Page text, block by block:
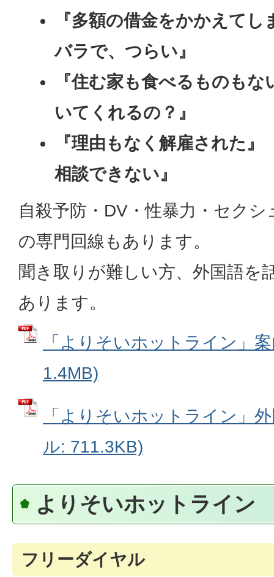
『多額の借金をかかえて
バラで、つらい』
『住む家も食べるものも
いてくれるの？』
『理由もなく解雇された
相談できない』
自殺予防・DV・性暴力・セク
の専門回線もあります。
聞き取りが難しい方、外国語を
あります。
「よりそいホットライン」
1.4MB)
「よりそいホットライン」
ル: 711.3KB)
よりそいホットライン
フリーダイヤル